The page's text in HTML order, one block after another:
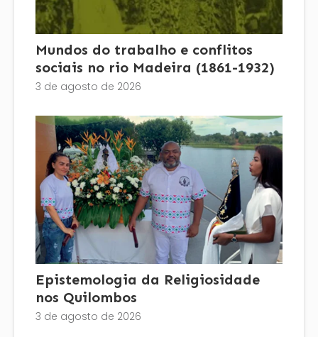
Mundos do trabalho e conflitos
sociais no rio Madeira (1861-1932)
3 de agosto de 2026
Epistemologia da Religiosidade
nos Quilombos
3 de agosto de 2026